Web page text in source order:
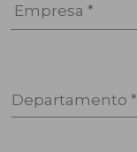
Empresa *
Departamento *